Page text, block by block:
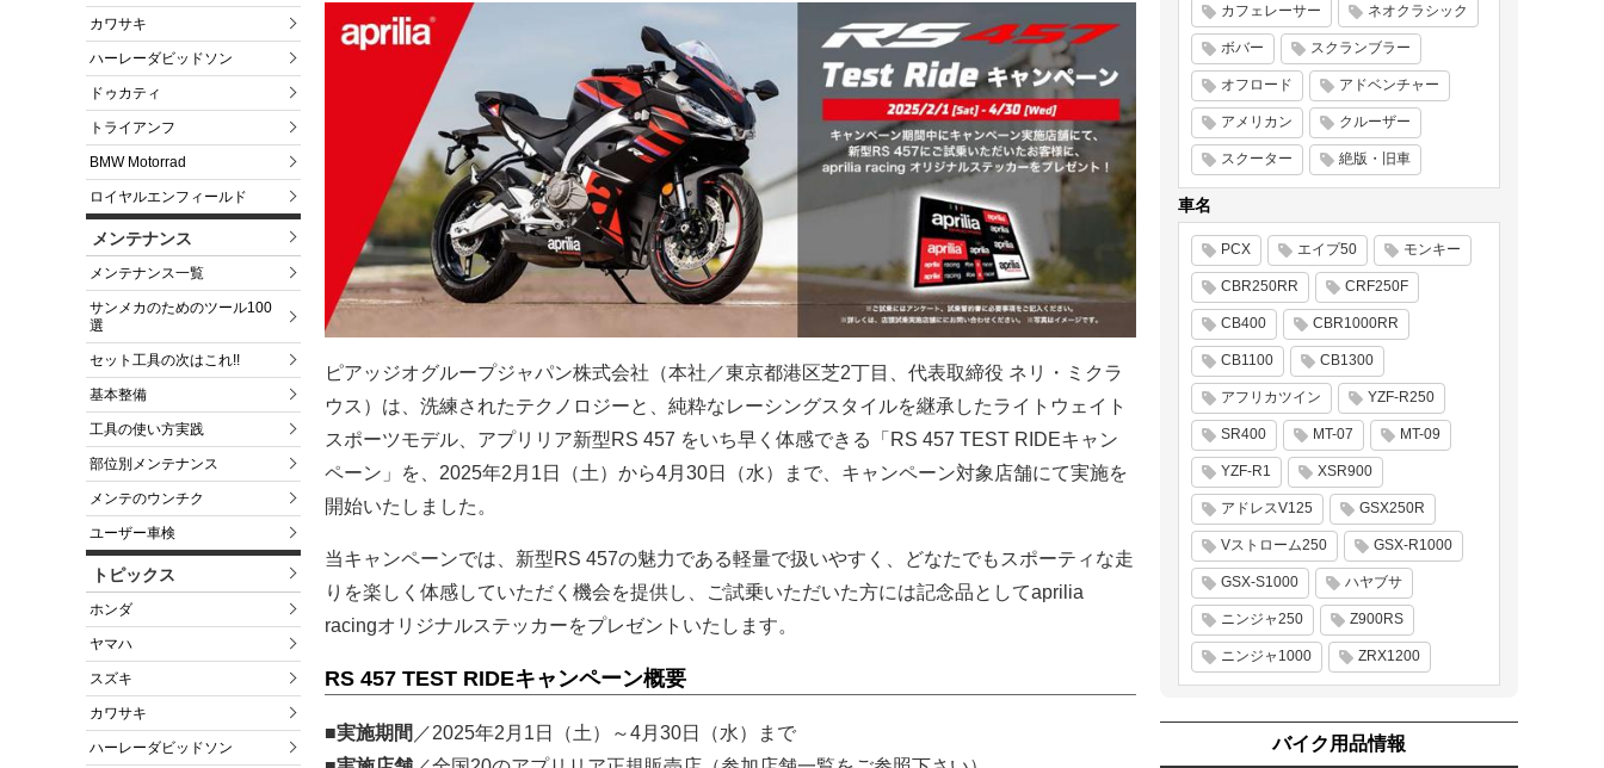
カワサキ
ハーレーダビッドソン
ドゥカティ
トライアンフ
BMW Motorrad
ロイヤルエンフィールド
メンテナンス
メンテナンス一覧
サンメカのためのツール100
選
セット工具の次はこれ!!
基本整備
工具の使い方実践
部位別メンテナンス
メンテのウンチク
ユーザー車検
トピックス
ホンダ
ヤマハ
スズキ
カワサキ
ハーレーダビッドソン
ピアッジオグループジャパン株式会社（本社／東京都港区芝2丁目、代表取締役 ネリ・ミクラ
ウス）は、洗練されたテクノロジーと、純粋なレーシングスタイルを継承したライトウェイト
スポーツモデル、アプリリア新型RS 457 をいち早く体感できる「RS 457 TEST RIDEキャン
ペーン」を、2025年2月1日（土）から4月30日（水）まで、キャンペーン対象店舗にて実施を
開始いたしました。
当キャンペーンでは、新型RS 457の魅力である軽量で扱いやすく、どなたでもスポーティな走
りを楽しく体感していただく機会を提供し、ご試乗いただいた方には記念品としてaprilia
racingオリジナルステッカーをプレゼントいたします。
RS 457 TEST RIDEキャンペーン概要
■実施期間 ／2025年2月1日（土）～4月30日（水）まで
カフェレーサー ネオクラシック
ボバー スクランブラー
オフロード アドベンチャー
アメリカン クルーザー
スクーター 絶版・旧車
車名
PCX エイプ50 モンキー
CBR250RR CRF250F
CB400 CBR1000RR
CB1100 CB1300
アフリカツイン YZF-R250
SR400 MT-07 MT-09
YZF-R1 XSR900
アドレスV125 GSX250R
Vストローム250 GSX-R1000
GSX-S1000 ハヤブサ
ニンジャ250 Z900RS
ニンジャ1000 ZRX1200
バイク用品情報